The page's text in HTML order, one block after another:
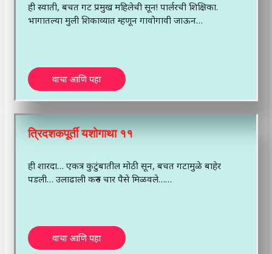
ही स्वाती, बचत गट प्रमुख महिलेची सून! पार्लरची शिक्षिका.
भागातल्या मुली शिकाव्यात म्हणून गावोगावी जाऊन…
वाचा आणि पहा
त्रिदशकपूर्ती यशोगाथा ११
ही शारदा… एकत्र कुटुंबातील मोठी सून, बचत गटामुळे बाहेर
पडली… उलाढाली करुन चार पैसे मिळवले……
वाचा आणि पहा